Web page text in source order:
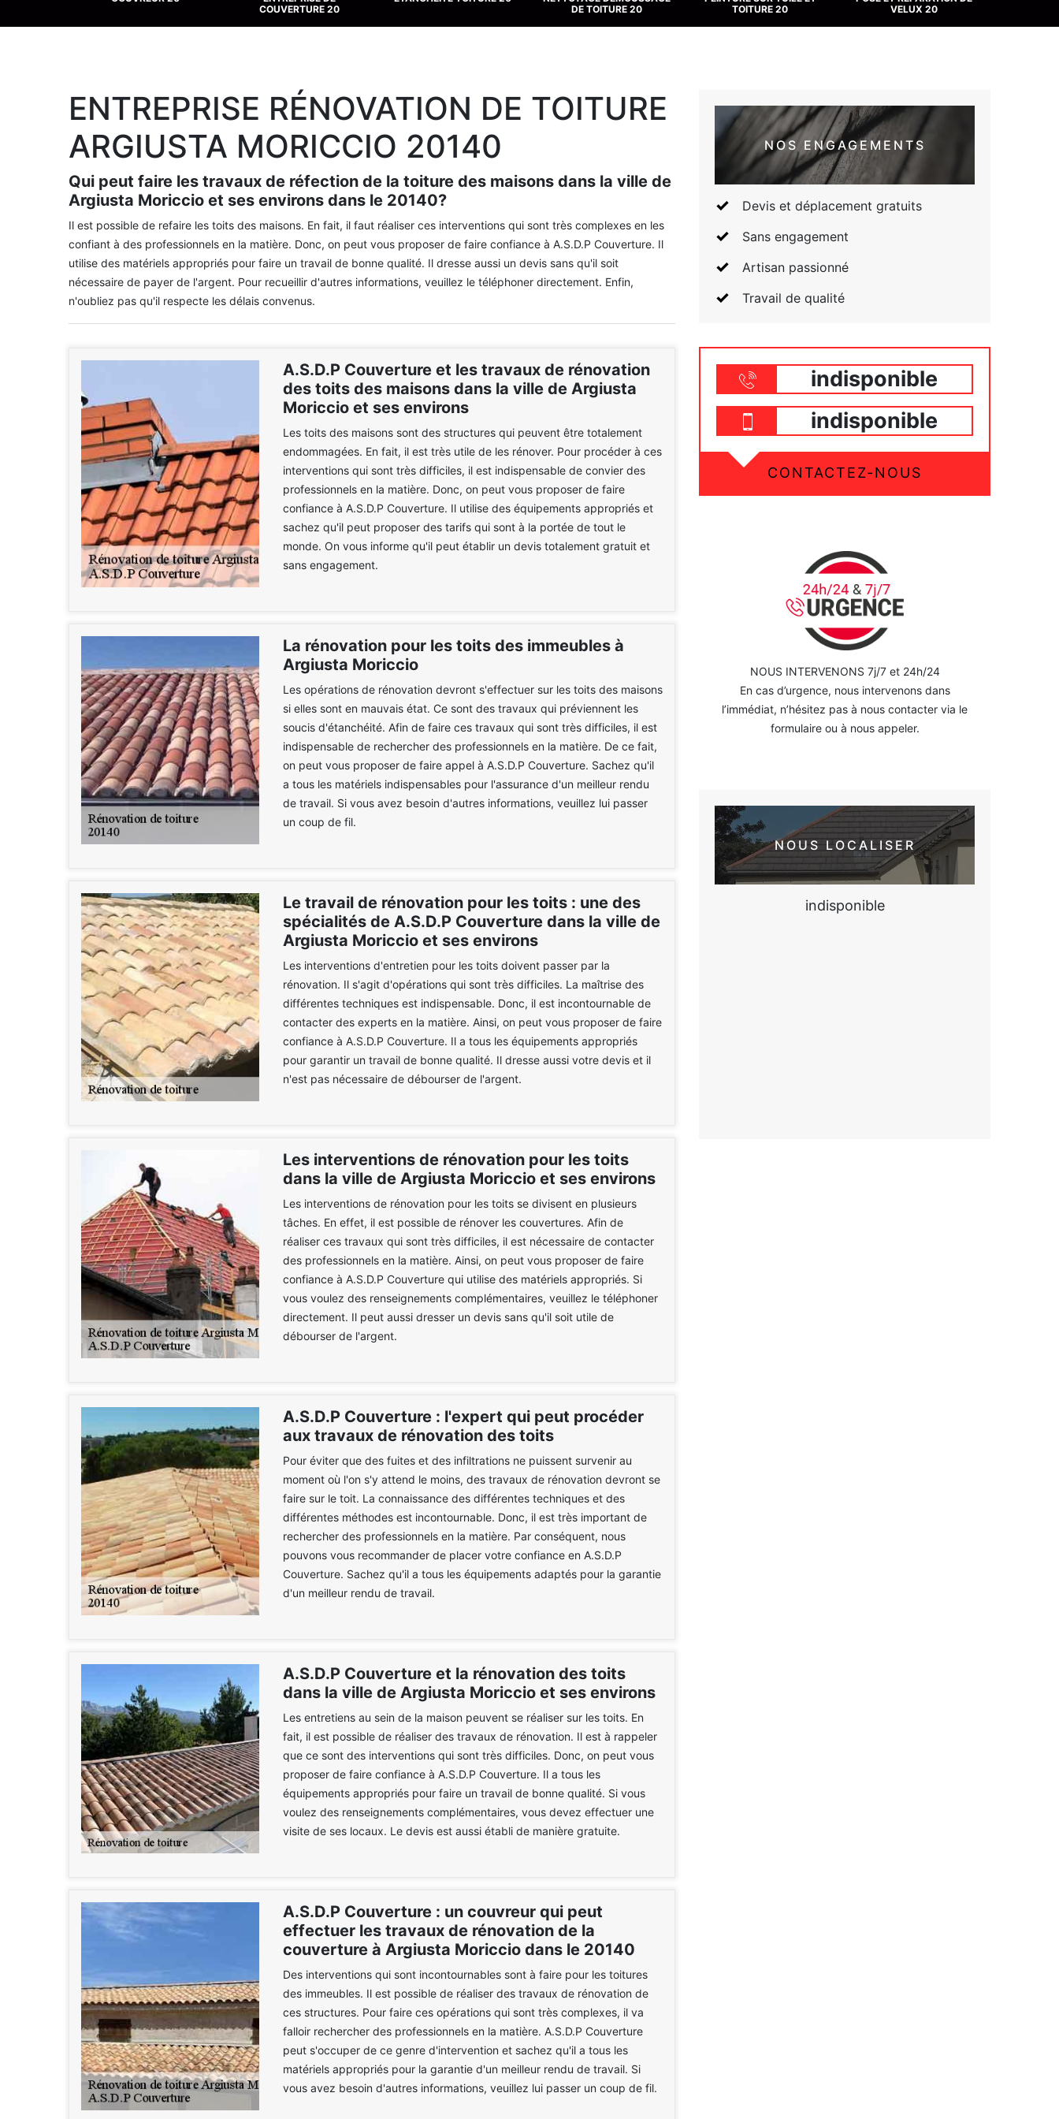
COUVERTURE 20
DE TOITURE 20
TOITURE 20
VELUX 20
ENTREPRISE RÉNOVATION DE TOITURE
ARGIUSTA MORICCIO 20140
Qui peut faire les travaux de réfection de la toiture des maisons dans la ville de
Argiusta Moriccio et ses environs dans le 20140?
Il est possible de refaire les toits des maisons. En fait, il faut réaliser ces interventions qui sont très complexes en les
confiant à des professionnels en la matière. Donc, on peut vous proposer de faire confiance à A.S.D.P Couverture. Il
utilise des matériels appropriés pour faire un travail de bonne qualité. Il dresse aussi un devis sans qu'il soit
nécessaire de payer de l'argent. Pour recueillir d'autres informations, veuillez le téléphoner directement. Enfin,
n'oubliez pas qu'il respecte les délais convenus.
A.S.D.P Couverture et les travaux de rénovation
des toits des maisons dans la ville de Argiusta
Moriccio et ses environs
Les toits des maisons sont des structures qui peuvent être totalement
endommagées. En fait, il est très utile de les rénover. Pour procéder à ces
interventions qui sont très difficiles, il est indispensable de convier des
professionnels en la matière. Donc, on peut vous proposer de faire
confiance à A.S.D.P Couverture. Il utilise des équipements appropriés et
sachez qu'il peut proposer des tarifs qui sont à la portée de tout le
monde. On vous informe qu'il peut établir un devis totalement gratuit et
sans engagement.
La rénovation pour les toits des immeubles à
Argiusta Moriccio
Les opérations de rénovation devront s'effectuer sur les toits des maisons
si elles sont en mauvais état. Ce sont des travaux qui préviennent les
soucis d'étanchéité. Afin de faire ces travaux qui sont très difficiles, il est
indispensable de rechercher des professionnels en la matière. De ce fait,
on peut vous proposer de faire appel à A.S.D.P Couverture. Sachez qu'il
a tous les matériels indispensables pour l'assurance d'un meilleur rendu
de travail. Si vous avez besoin d'autres informations, veuillez lui passer
un coup de fil.
Le travail de rénovation pour les toits : une des
spécialités de A.S.D.P Couverture dans la ville de
Argiusta Moriccio et ses environs
Les interventions d'entretien pour les toits doivent passer par la
rénovation. Il s'agit d'opérations qui sont très difficiles. La maîtrise des
différentes techniques est indispensable. Donc, il est incontournable de
contacter des experts en la matière. Ainsi, on peut vous proposer de faire
confiance à A.S.D.P Couverture. Il a tous les équipements appropriés
pour garantir un travail de bonne qualité. Il dresse aussi votre devis et il
n'est pas nécessaire de débourser de l'argent.
Les interventions de rénovation pour les toits
dans la ville de Argiusta Moriccio et ses environs
Les interventions de rénovation pour les toits se divisent en plusieurs
tâches. En effet, il est possible de rénover les couvertures. Afin de
réaliser ces travaux qui sont très difficiles, il est nécessaire de contacter
des professionnels en la matière. Ainsi, on peut vous proposer de faire
confiance à A.S.D.P Couverture qui utilise des matériels appropriés. Si
vous voulez des renseignements complémentaires, veuillez le téléphoner
directement. Il peut aussi dresser un devis sans qu'il soit utile de
débourser de l'argent.
A.S.D.P Couverture : l'expert qui peut procéder
aux travaux de rénovation des toits
Pour éviter que des fuites et des infiltrations ne puissent survenir au
moment où l'on s'y attend le moins, des travaux de rénovation devront se
faire sur le toit. La connaissance des différentes techniques et des
différentes méthodes est incontournable. Donc, il est très important de
rechercher des professionnels en la matière. Par conséquent, nous
pouvons vous recommander de placer votre confiance en A.S.D.P
Couverture. Sachez qu'il a tous les équipements adaptés pour la garantie
d'un meilleur rendu de travail.
A.S.D.P Couverture et la rénovation des toits
dans la ville de Argiusta Moriccio et ses environs
Les entretiens au sein de la maison peuvent se réaliser sur les toits. En
fait, il est possible de réaliser des travaux de rénovation. Il est à rappeler
que ce sont des interventions qui sont très difficiles. Donc, on peut vous
proposer de faire confiance à A.S.D.P Couverture. Il a tous les
équipements appropriés pour faire un travail de bonne qualité. Si vous
voulez des renseignements complémentaires, vous devez effectuer une
visite de ses locaux. Le devis est aussi établi de manière gratuite.
A.S.D.P Couverture : un couvreur qui peut
effectuer les travaux de rénovation de la
couverture à Argiusta Moriccio dans le 20140
Des interventions qui sont incontournables sont à faire pour les toitures
des immeubles. Il est possible de réaliser des travaux de rénovation de
ces structures. Pour faire ces opérations qui sont très complexes, il va
falloir rechercher des professionnels en la matière. A.S.D.P Couverture
peut s'occuper de ce genre d'intervention et sachez qu'il a tous les
matériels appropriés pour la garantie d'un meilleur rendu de travail. Si
vous avez besoin d'autres informations, veuillez lui passer un coup de fil.
NOS ENGAGEMENTS
Devis et déplacement gratuits
Sans engagement
Artisan passionné
Travail de qualité
indisponible
indisponible
CONTACTEZ-NOUS
NOUS INTERVENONS 7j/7 et 24h/24
En cas d’urgence, nous intervenons dans
l’immédiat, n’hésitez pas à nous contacter via le
formulaire ou à nous appeler.
NOUS LOCALISER
indisponible